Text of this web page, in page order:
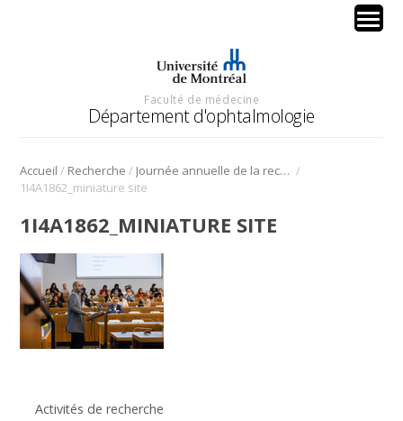
Faculté de médecine
Département d'ophtalmologie
Accueil / Recherche / Journée annuelle de la recherche en ophtalmologie de l’Université de Montréal /
1I4A1862_miniature site
Activités de recherche
1I4A1862_MINIATURE SITE